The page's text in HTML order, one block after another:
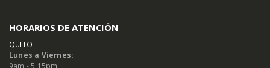
HORARIOS DE ATENCIÓN
QUITO
Lunes a Viernes:
9am - 5:15pm